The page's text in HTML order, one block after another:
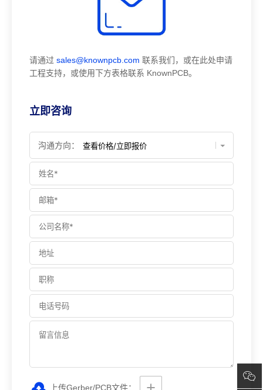
请通过 sales@knownpcb.com 联系我们，或在此处申请
工程支持，或使用下方表格联系 KnownPCB。
立即咨询
沟通方向：
上传Gerber/PCB文件：